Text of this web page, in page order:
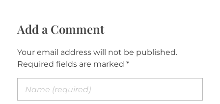
Add a Comment
Your email address will not be published.
Required fields are marked *